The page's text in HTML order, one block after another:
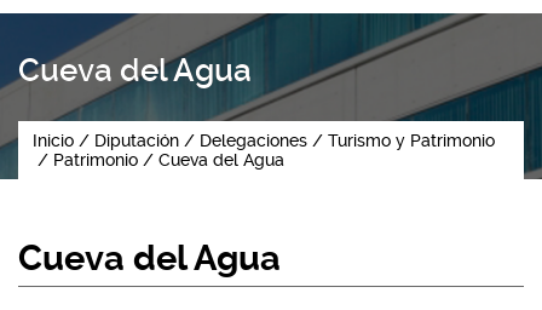
Cueva del Agua
Inicio Diputación Delegaciones
Turismo y Patrimonio
Patrimonio
Cueva del Agua
Cueva del Agua